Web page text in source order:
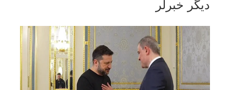
دیگر خبرلر